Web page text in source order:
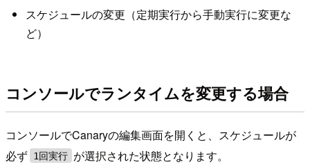
スケジュールの変更（定期実行から手動実行に変更な
ど）
コンソールでランタイムを変更する場合
コンソールでCanaryの編集画面を開くと、スケジュールが
必ず 1回実行 が選択された状態となります。